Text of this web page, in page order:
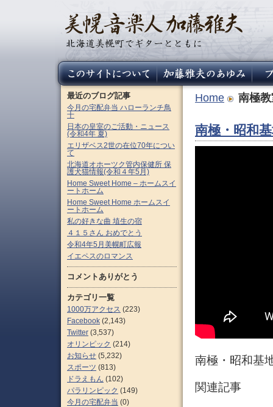
Home 南極
南極・昭和
南極・昭和基
関連記事
最近のブログ記事
今月の宅配弁当 ハローランチ鳥
十
日本の皇室のご活動・ニュース
(令和4年 夏)
エリザベス2世の在位70年につい
て
北海道オホーツク管内保健所 保
護犬猫情報(令和４年5月)
Home Sweet Home – ホームスイ
ートホーム
Home Sweet Home ホームスイ
ートホーム
私の好きな曲 埴生の宿
４１５さん おめでとう
令和4年5月美幌町広報
イエペスのロマンス
コメントありがとう
カテゴリ一覧
1000万アクセス (223)
Facebook (2,143)
Twitter (3,537)
オリンピック (214)
お知らせ (5,232)
スポーツ (813)
ドラえもん (102)
パラリンピック (149)
今月の宅配弁当 (0)